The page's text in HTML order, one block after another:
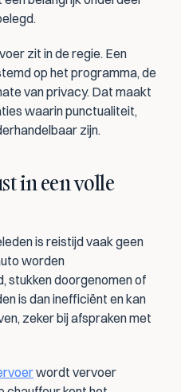
zit in de regie. Een
op het programma, de
van privacy. Dat maakt
waarin punctualiteit,
zijn.
in een volle
is reistijd vaak geen
worden
stukken doorgenomen of
is dan inefficiënt en kan
zeker bij afspraken met
wordt vervoer